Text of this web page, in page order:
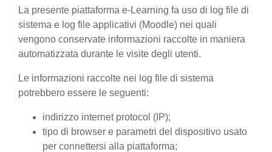
La presente piattaforma e-Learning fa uso di log file di
sistema e log file applicativi (Moodle) nei quali
vengono conservate informazioni raccolte in maniera
automatizzata durante le visite degli utenti.
Le informazioni raccolte nei log file di sistema
potrebbero essere le seguenti:
indirizzo internet protocol (IP);
tipo di browser e parametri del dispositivo usato
per connettersi alla piattaforma;